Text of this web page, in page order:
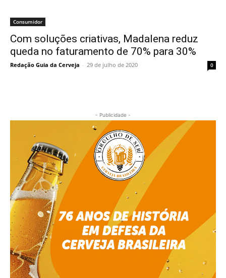
Consumidor
Com soluções criativas, Madalena reduz
queda no faturamento de 70% para 30%
Redação Guia da Cerveja - 29 de julho de 2020 0
- Publicidade -